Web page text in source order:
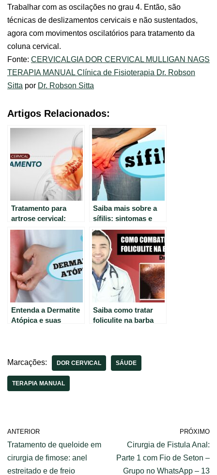
Trabalhar com as oscilações no grau 4. Então, são
técnicas de deslizamentos cervicais e não sustentados,
agora com movimentos oscilatórios para tratamento da
coluna cervical.
Fonte: CERVICALGIA DOR CERVICAL MULLIGAN NAGS
TERAPIA MANUAL Clínica de Fisioterapia Dr. Robson
Sitta por Dr. Robson Sitta
Artigos Relacionados:
Tratamento para
artrose cervical:
opções eficazes e
seguras.
Saiba mais sobre a
sífilis: sintomas e
características da
doença silenciosa
Entenda a Dermatite
Atópica e suas
Saiba como tratar
foliculite na barba
Marcações:
DOR CERVICAL SÁUDE
TERAPIA MANUAL
ANTERIOR
Tratamento de queloide em
cirurgia de fimose: anel
estreitado e de freio
PRÓXIMO
Cirurgia de Fistula Anal:
Parte 1 com Fio de Seton –
Grupo no WhatsApp – 13